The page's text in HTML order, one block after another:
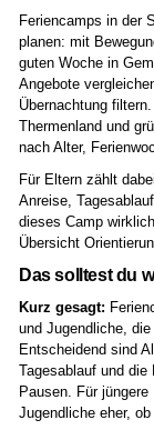
Feriencamps in der
planen: mit
guten Woche in
Angebote
Übernachtung
Thermenland und
nach Alter,
Für Eltern zählt
Anreise,
dieses Camp
Übersicht
Das solltest du
Kurz gesagt:
und Jugendliche,
Entscheidend sind
Tagesablauf und die
Pausen. Für
Jugendliche eher,